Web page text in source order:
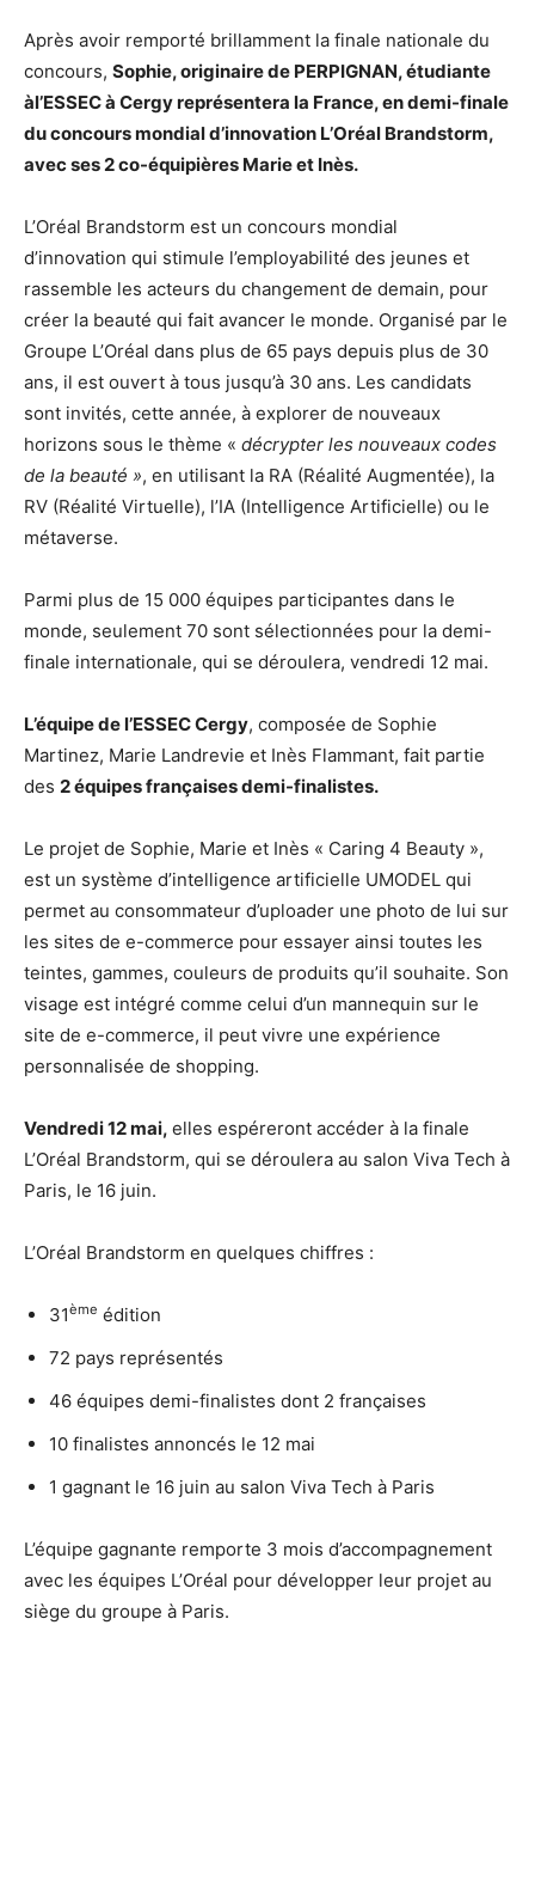
Après avoir remporté brillamment la finale nationale du
concours, Sophie, originaire de PERPIGNAN, étudiante
àl’ESSEC à Cergy représentera la France, en demi-finale
du concours mondial d’innovation L’Oréal Brandstorm,
avec ses 2 co-équipières Marie et Inès.
L’Oréal Brandstorm est un concours mondial
d’innovation qui stimule l’employabilité des jeunes et
rassemble les acteurs du changement de demain, pour
créer la beauté qui fait avancer le monde. Organisé par le
Groupe L’Oréal dans plus de 65 pays depuis plus de 30
ans, il est ouvert à tous jusqu’à 30 ans. Les candidats
sont invités, cette année, à explorer de nouveaux
horizons sous le thème « décrypter les nouveaux codes
de la beauté », en utilisant la RA (Réalité Augmentée), la
RV (Réalité Virtuelle), l’IA (Intelligence Artificielle) ou le
métaverse.
Parmi plus de 15 000 équipes participantes dans le
monde, seulement 70 sont sélectionnées pour la demi-
finale internationale, qui se déroulera, vendredi 12 mai.
L’équipe de l’ESSEC Cergy, composée de Sophie
Martinez, Marie Landrevie et Inès Flammant, fait partie
des 2 équipes françaises demi-finalistes.
Le projet de Sophie, Marie et Inès « Caring 4 Beauty »,
est un système d’intelligence artificielle UMODEL qui
permet au consommateur d’uploader une photo de lui sur
les sites de e-commerce pour essayer ainsi toutes les
teintes, gammes, couleurs de produits qu’il souhaite. Son
visage est intégré comme celui d’un mannequin sur le
site de e-commerce, il peut vivre une expérience
personnalisée de shopping.
Vendredi 12 mai, elles espéreront accéder à la finale
L’Oréal Brandstorm, qui se déroulera au salon Viva Tech à
Paris, le 16 juin.
L’Oréal Brandstorm en quelques chiffres :
31ème édition
72 pays représentés
46 équipes demi-finalistes dont 2 françaises
10 finalistes annoncés le 12 mai
1 gagnant le 16 juin au salon Viva Tech à Paris
L’équipe gagnante remporte 3 mois d’accompagnement
avec les équipes L’Oréal pour développer leur projet au
siège du groupe à Paris.